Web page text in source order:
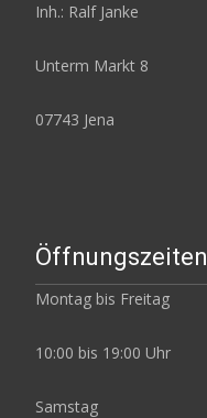
Inh.: Ralf Janke
Unterm Markt 8
07743 Jena
Öffnungszeiten
Montag bis Freitag
10:00 bis 19:00 Uhr
Samstag